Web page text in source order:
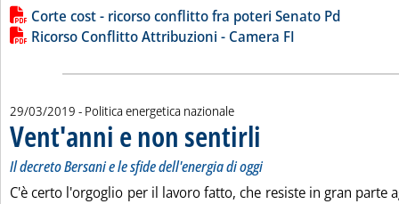
Lista allegati PDF alla notizia
Corte cost - ricorso conflitto fra poteri Senato Pd
Ricorso Conflitto Attribuzioni - Camera FI
29/03/2019 - Politica energetica nazionale
Vent'anni e non sentirli
Il decreto Bersani e le sfide dell'energia di oggi
C'è certo l'orgoglio per il lavoro fatto, che resiste in gran parte